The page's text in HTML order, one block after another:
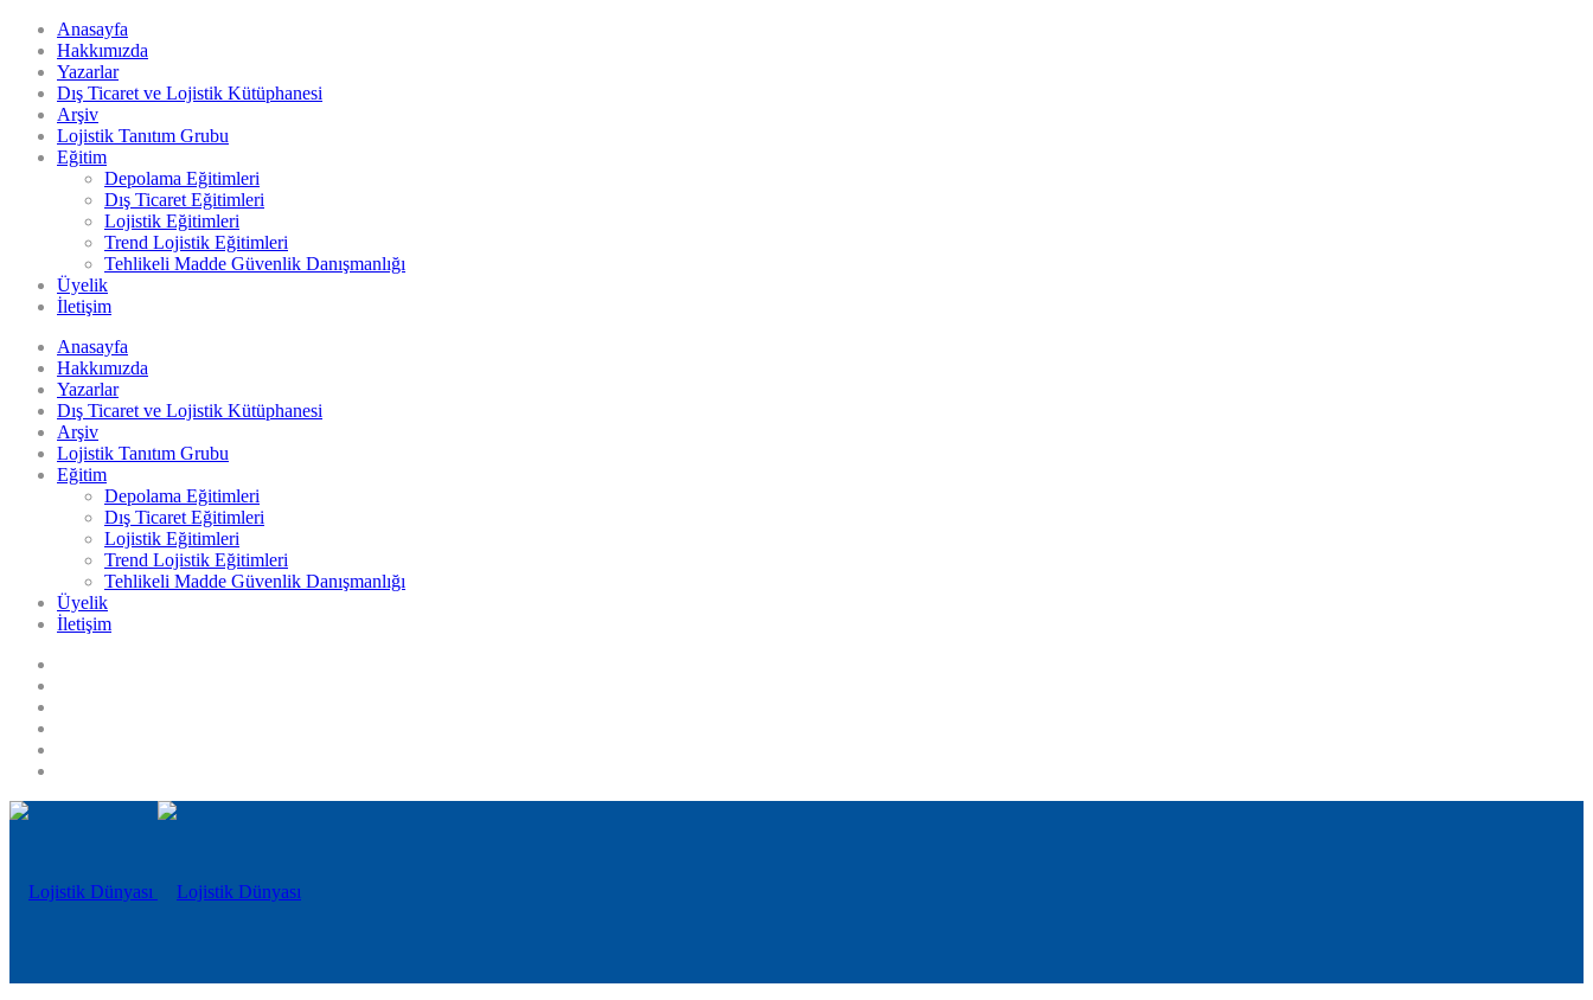
Anasayfa
Hakkımızda
Yazarlar
Dış Ticaret ve Lojistik Kütüphanesi
Arşiv
Lojistik Tanıtım Grubu
Eğitim
Depolama Eğitimleri
Dış Ticaret Eğitimleri
Lojistik Eğitimleri
Trend Lojistik Eğitimleri
Tehlikeli Madde Güvenlik Danışmanlığı
Üyelik
İletişim
Anasayfa
Hakkımızda
Yazarlar
Dış Ticaret ve Lojistik Kütüphanesi
Arşiv
Lojistik Tanıtım Grubu
Eğitim
Depolama Eğitimleri
Dış Ticaret Eğitimleri
Lojistik Eğitimleri
Trend Lojistik Eğitimleri
Tehlikeli Madde Güvenlik Danışmanlığı
Üyelik
İletişim